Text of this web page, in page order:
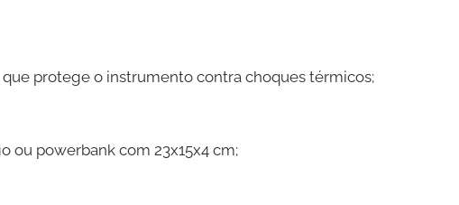
protege o instrumento contra choques térmicos;
ou powerbank com 23x15x4 cm;